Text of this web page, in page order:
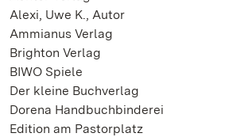
Alexi, Uwe K., Autor
Ammianus Verlag
Brighton Verlag
BIWO Spiele
Der kleine Buchverlag
Dorena Handbuchbinderei
Edition am Pastorplatz